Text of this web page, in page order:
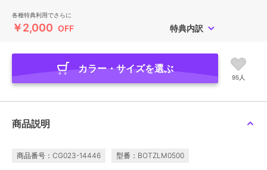
各種特典利用でさらに
￥2,000 OFF 特典内訳
カラー・サイズを選ぶ
95人
商品説明
商品番号：CG023-14446 型番：BOTZLM0500